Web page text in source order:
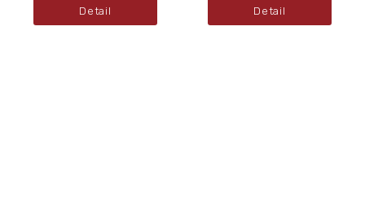
Detail Detail